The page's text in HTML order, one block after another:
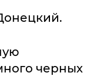
черных